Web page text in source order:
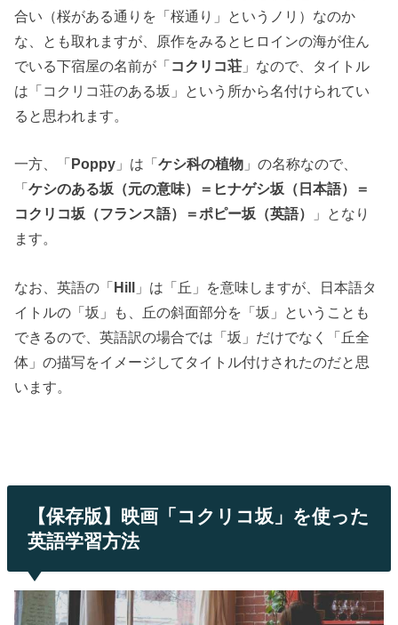
合い（桜がある通りを「桜通り」というノリ）なのか
な、とも取れますが、原作をみるとヒロインの海が住ん
でいる下宿屋の名前が「コクリコ荘 」なので、タイトル
は「コクリコ荘のある坂」という所から名付けられてい
ると思われます。
一方、「Poppy 」は「ケシ科の植物 」の名称なので、
「ケシのある坂（元の意味）＝ヒナゲシ坂（日本語）＝
コクリコ坂（フランス語）＝ポピー坂（英語）
」となり
ます。
なお、英語の「Hill 」は「丘」を意味しますが、日本語タ
イトルの「坂」も、丘の斜面部分を「坂」ということも
できるので、英語訳の場合では「坂」だけでなく「丘全
体」の描写をイメージしてタイトル付けされたのだと思
います。
【保存版】映画「コクリコ坂」を使った
英語学習方法